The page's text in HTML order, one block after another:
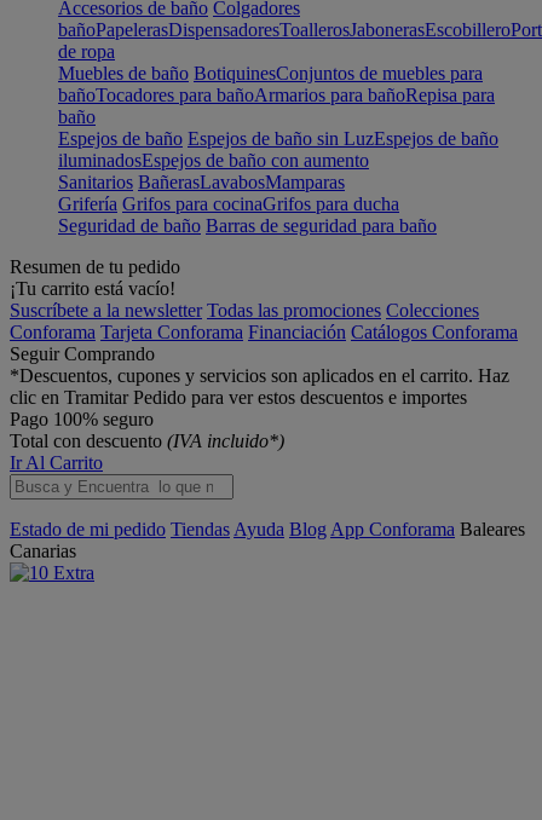
Accesorios de baño Colgadores
bañoPapelerasDispensadoresToallerosJabonerasEscobillero
de ropa
Muebles de baño BotiquinesConjuntos de muebles para
bañoTocadores para bañoArmarios para bañoRepisa para
baño
Espejos de baño Espejos de baño sin LuzEspejos de baño
iluminadosEspejos de baño con aumento
Sanitarios BañerasLavabosMamparas
Grifería Grifos para cocinaGrifos para ducha
Seguridad de baño Barras de seguridad para baño
Resumen de tu pedido
¡Tu carrito está vacío!
Suscríbete a la newsletter Todas las promociones Colecciones
Conforama Tarjeta Conforama Financiación Catálogos Conforama
Seguir Comprando
*Descuentos, cupones y servicios son aplicados en el carrito. Haz
clic en Tramitar Pedido para ver estos descuentos e importes
Pago 100% seguro
Total con descuento (IVA incluido*)
Ir Al Carrito
Estado de mi pedido Tiendas Ayuda Blog App Conforama Baleares
Canarias